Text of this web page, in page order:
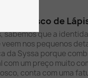
na Risco de
sabemos que a
nos pequenos
da Syssa porque
um preço muito
conta com uma